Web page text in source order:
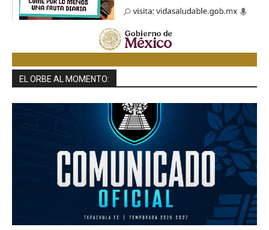
EL ORBE AL MOMENTO: